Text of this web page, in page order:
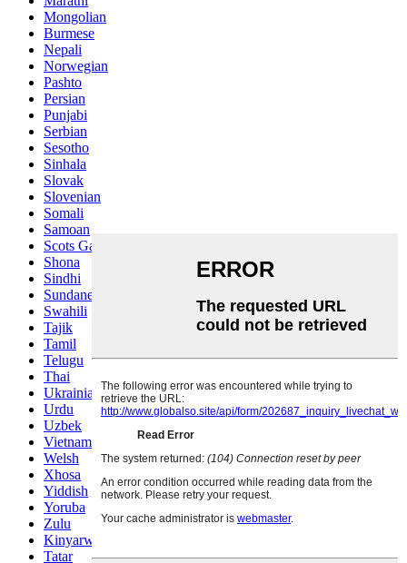
Mongolian
Burmese
Nepali
Norwegian
Pashto
Persian
Punjabi
Serbian
Sesotho
Sinhala
Slovak
Slovenian
Somali
Samoan
Scots Gaelic
Shona
Sindhi
Sundanese
Swahili
Tajik
Tamil
Telugu
Thai
Ukrainian
Urdu
Uzbek
Vietnamese
Welsh
Xhosa
Yiddish
Yoruba
Zulu
Kinyarwanda
Tatar